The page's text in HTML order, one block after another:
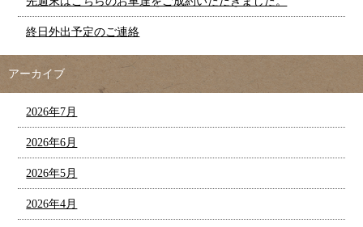
終日外出予定のご連絡
アーカイブ
2026年7月
2026年6月
2026年5月
2026年4月